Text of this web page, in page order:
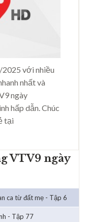
với nhiều
nhất và
ngày
hấp dẫn. Chúc
tại
VTV9 ngày
ca từ đất mẹ - Tập 6
- Tập 77